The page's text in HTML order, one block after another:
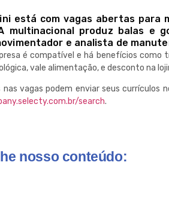
está com vagas abertas para
multinacional produz balas e
e analista de
é compatível e há benefícios
vale alimentação, e desconto na
nas vagas podem enviar seus currículos
search.
nosso conteúdo: